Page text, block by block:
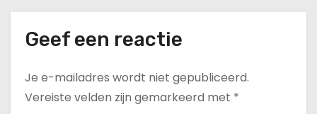
Geef een reactie
Je e-mailadres wordt niet gepubliceerd.
Vereiste velden zijn gemarkeerd met *